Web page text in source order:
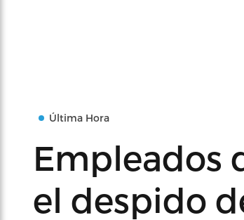
Última Hora
Empleados
el despido